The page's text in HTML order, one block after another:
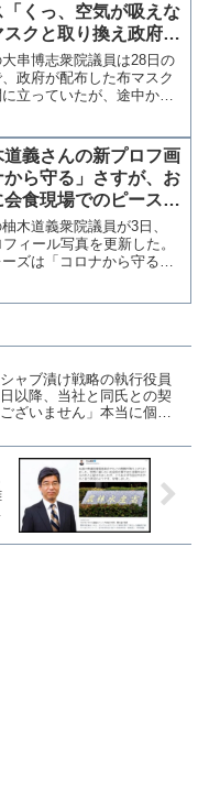
「くっ、空気が吸えな
クと取り換え政府配
にする
串博志衆院議員は28日の
政府が配布した布マスク
立っていたが、途中から
行った。これに対して安
ずっとし...
道義さんの新プロフ画
ら守る」さすが、お
食現場でのピースサ
ただけのことはある
木道義衆院議員が3日、
ィール写真を更新した。
ズは「コロナから守る。
ャブ漬け戦略の執行役員
以降、当社と同氏との契
ざいません」本当に個人